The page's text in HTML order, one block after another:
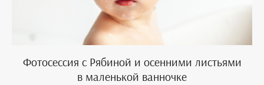
Фотосессия с Рябиной и осенними листьями
в маленькой ванночке